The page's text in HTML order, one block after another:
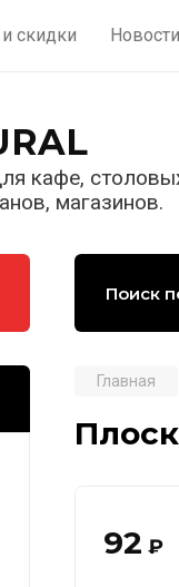
скидки Новости
кафе,
магазинов.
Главная
92 ₽